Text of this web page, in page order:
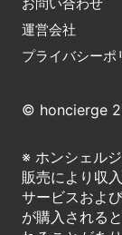
運営会社
プライバシーポ
© honcierge
※ ホンシェル
販売により収
サービスおよ
が購入される